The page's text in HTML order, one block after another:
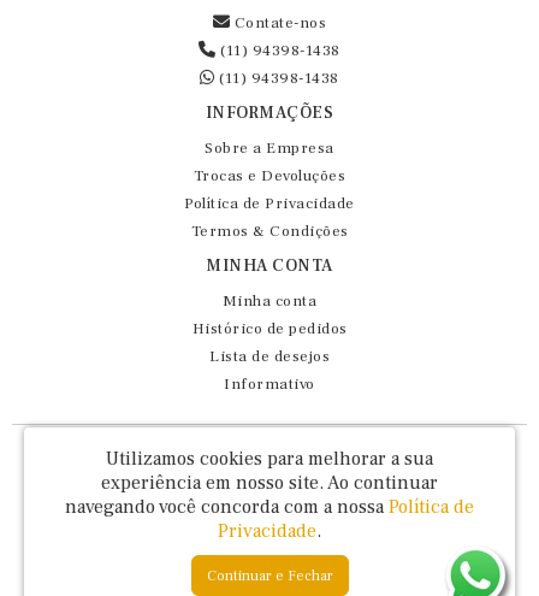
Contate-nos
(11) 94398-1438
(11) 94398-1438
INFORMAÇÕES
Sobre a Empresa
Trocas e Devoluções
Política de Privacidade
Termos & Condições
MINHA CONTA
Minha conta
Histórico de pedidos
Lista de desejos
Informativo
Fernando Maluhy Cia Ltda - CNPJ: 60.458.825/0001-86
Rua Dr Euclydes da Cunha, 47 - Brás - São Paulo / SP - CEP 03016-030
Fernando Maluhy © 2026
Utilizamos cookies para melhorar a sua
experiência em nosso site. Ao continuar
navegando você concorda com a nossa Política de
Privacidade.
Continuar e Fechar